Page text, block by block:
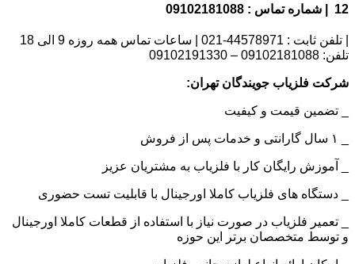
12 | شماره تماس : 09102181088
| تلفن ثابت : 44578971-021 | ساعات تماس همه روزه 9 الی 18
تلفن: 09102181088 – 09102191330
شرکت فلزیاب جویندگان تهران:
_ تضمین قیمت و کیفیت
_ آموزش رایگان کار با فلزیاب به مشتریان عزیز
_ دستگاه های فلزیاب کاملا اورجینال با قابلیت تست حضوری
_ تعمیر فلزیاب در صورت نیاز با استفاده از قطعات کاملا اورجینال
و توسط متخصصان برتر این حوزه